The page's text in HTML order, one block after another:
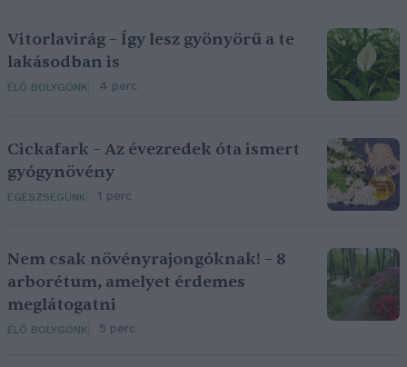
Vitorlavirág – Így lesz gyönyörű a te
lakásodban is
ÉLŐ BOLYGÓNK 4 perc
Cickafark – Az évezredek óta ismert
gyógynövény
EGÉSZSÉGÜNK 1 perc
Nem csak növényrajongóknak! – 8
arborétum, amelyet érdemes
meglátogatni
ÉLŐ BOLYGÓNK 5 perc